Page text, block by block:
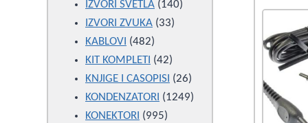
products
IZVORI SVETLA 140140
IZVORI ZVUKA 3333
KABLOVI 482482
products
KIT KOMPLETI 4242
products
KNJIGE I CASOPISI 2626
products
KONDENZATORI 12491249
KONEKTORI 995995